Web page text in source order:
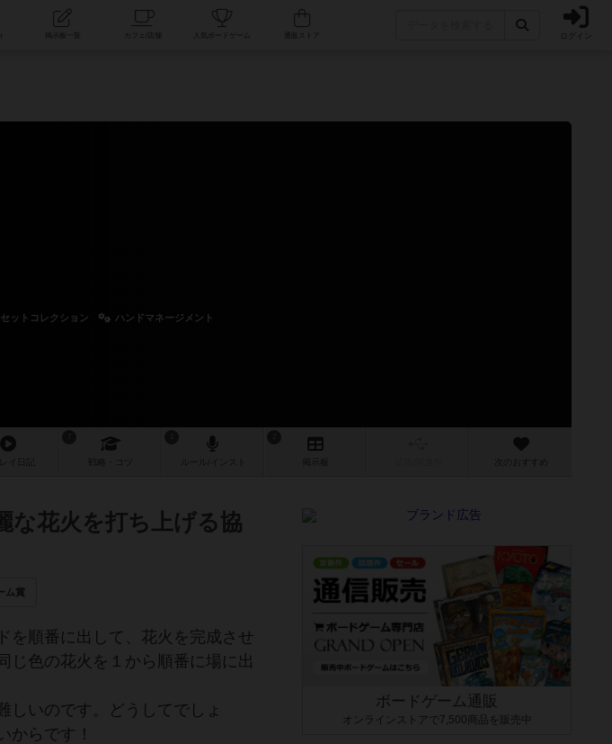
コミュニティ 人気ボードゲーム ログイン
セットコレクション
ハンドマネージメント
戦略 次のおすすめ
花火を打ち上げる協
ム賞
を順番に出して、花火を完成させ
色の花火を１から順番に場に出
しいのです。どうしてでしょ
らです！
ボードゲーム通販
オンラインストアで7,500商品を販売中